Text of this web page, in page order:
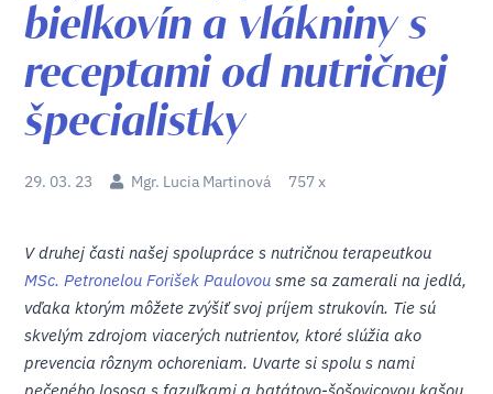
bielkovín a vlákniny s
receptami od nutričnej
špecialistky
29. 03. 23 Mgr. Lucia Martinová 757 x
V druhej časti našej spolupráce s nutričnou terapeutkou
MSc. Petronelou Forišek Paulovou sme sa zamerali na jedlá,
vďaka ktorým môžete zvýšiť svoj príjem strukovín. Tie sú
skvelým zdrojom viacerých nutrientov, ktoré slúžia ako
prevencia rôznym ochoreniam. Uvarte si spolu s nami